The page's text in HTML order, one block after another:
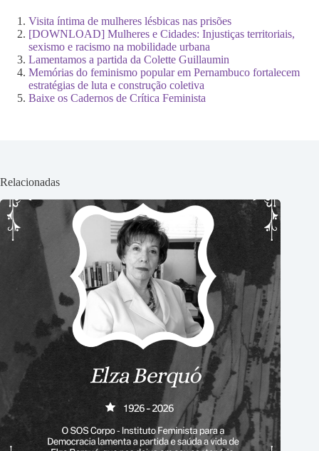
Visita íntima de mulheres lésbicas nas prisões
[DOWNLOAD] Mulheres e Cidades: Injustiças territoriais,
sexismo e racismo na mobilidade urbana
Lamentamos a partida da Colette Guillaumin
Memórias do feminismo popular em Pernambuco fortalecem
estratégias de luta e construção coletiva
Baixe os Cadernos de Crítica Feminista
Relacionadas